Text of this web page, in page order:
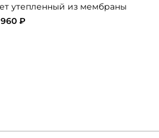
утепленный из мембраны
₽